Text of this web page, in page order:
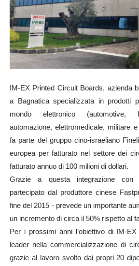
IM-EX Printed Circuit Boards, azienda
a Bagnatica specializzata in prodotti
mondo elettronico (automotive,
automazione, elettromedicale, militare
fa parte del gruppo cino-israeliano
europea per fatturato nel settore dei
fatturato annuo di 100 milioni di dollari.
Grazie a questa integrazione con
partecipato dal produttore cinese
fine del 2015 - prevede un importante
un incremento di circa il 50% rispetto al
Per i prossimi anni l’obiettivo di IM-
leader nella commercializzazione di
grazie al lavoro svolto dai propri 20